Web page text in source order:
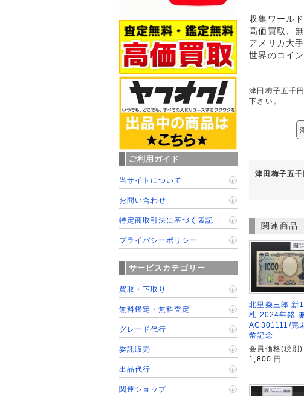
収集ワール
高価買取、
アメリカ大
世界のコイ
津田梅子五千
下さい。
津田梅子五
関連商品
北里柴三郎 新
札 2024年銘
AC301111/完
幣記念
会員価格(税別)
1,800 円
ご利用ガイド
当サイトについて
お問い合わせ
特定商取引法に基づく表記
プライバシーポリシー
サービスカテゴリー
買取・下取り
無料鑑定・無料査定
グレード代行
委託販売
出品代行
関連ショップ